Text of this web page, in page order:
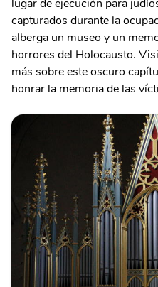
lugar de ejecución para
capturados durante la
alberga un museo y un
horrores del Holocausto.
más sobre este oscuro
honrar la memoria de las